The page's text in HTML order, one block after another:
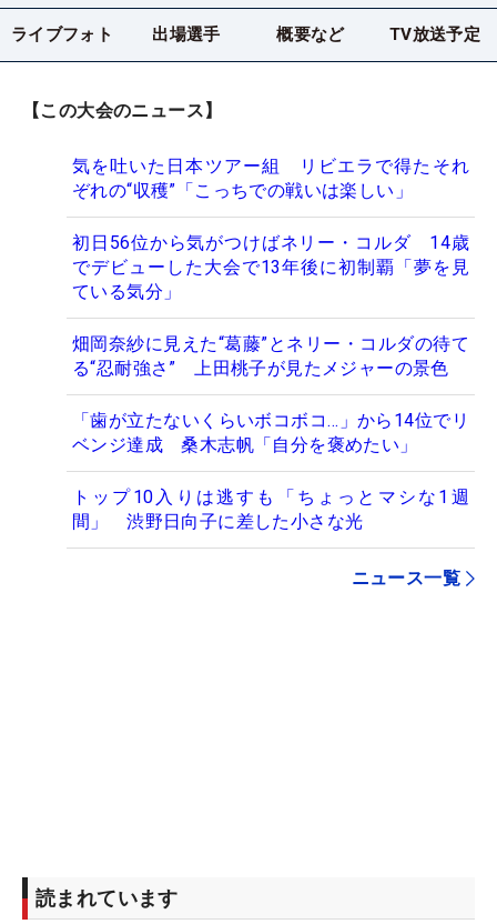
ライブフォト 出場選手 概要など TV放送予定
【この大会のニュース】
気を吐いた日本ツアー組 リビエラで得たそれ
ぞれの“収穫”「こっちでの戦いは楽しい」
初日56位から気がつけばネリー・コルダ 14歳
でデビューした大会で13年後に初制覇「夢を見
ている気分」
畑岡奈紗に見えた“葛藤”とネリー・コルダの待て
る“忍耐強さ” 上田桃子が見たメジャーの景色
「歯が立たないくらいボコボコ…」から14位でリ
ベンジ達成 桑木志帆「自分を褒めたい」
トップ10入りは逃すも「ちょっとマシな1週
間」 渋野日向子に差した小さな光
ニュース一覧
読まれています